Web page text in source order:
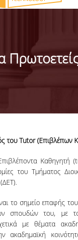
ΤΟΥ ΤΜΗΜΑΤΟΣ
ΤΟΥ ΤΜΗΜΑΤΟΣ
ΜΑΘΗΤΕΣ ΛΥΚΕΙΟΥ
ΥΠΟΤΡΟΦΙΩΝ
ΚΑΙ ΔΙΑΔΙΚΑΣΙΑ
του Tutor (Επιβλέπων
Καθηγητή
του Τμήματος
το σημείο επαφής
σπουδών του, με
με θέματα
ακαδημαϊκή